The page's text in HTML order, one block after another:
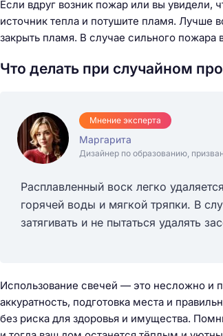
Если вдруг возник пожар или вы увидели,
источник тепла и потушите пламя. Лучше
закрыть пламя. В случае сильного пожара
Что делать при случайном
Мнение эксперта
Маргарита
Дизайнер по образованию,
Расплавленный воск легко
горячей воды и мягкой тряпки. В
затягивать и не пытаться удалять
Использование свечей — это несложно и
аккуратность, подготовка места и
без риска для здоровья и имущества.